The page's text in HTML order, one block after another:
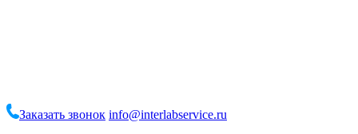
Заказать звонок info@interlabservice.ru